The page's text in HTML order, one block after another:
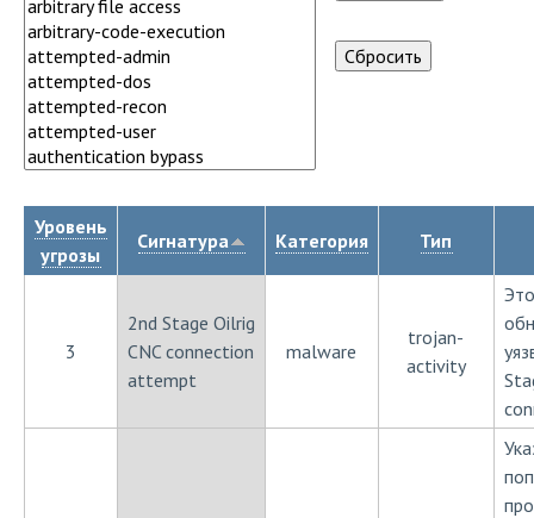
Уровень
угрозы
Сигнатура Категория Тип
3
2nd Stage Oilrig
CNC connection
attempt
malware
trojan-
activity